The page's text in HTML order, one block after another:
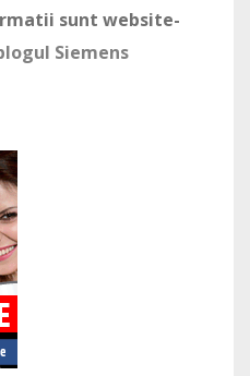
sunt website-
Siemens